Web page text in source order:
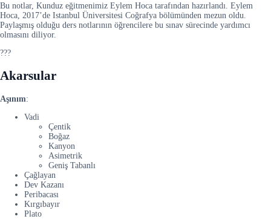
Bu notlar, Kunduz eğitmenimiz Eylem Hoca tarafından hazırlandı. Eylem
Hoca, 2017’de Istanbul Üniversitesi Coğrafya bölümünden mezun oldu.
Paylaşmış olduğu ders notlarının öğrencilere bu sınav sürecinde yardımcı
olmasını diliyor.
???
Akarsular
Aşınım:
Vadi
Çentik
Boğaz
Kanyon
Asimetrik
Geniş Tabanlı
Çağlayan
Dev Kazanı
Peribacası
Kırgıbayır
Plato